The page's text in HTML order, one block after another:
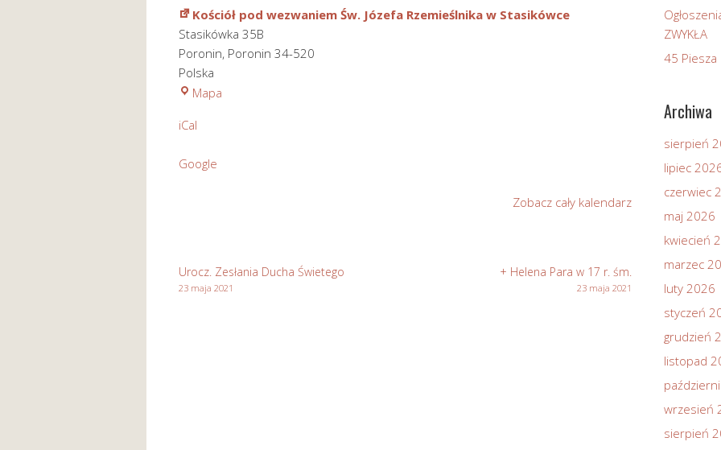
Jaworzyńskiej
Kościół pod wezwaniem Św. Józefa Rzemieślnika w Stasikówce
Stasikówka 35B
Poronin, Poronin 34-520
Polska
Mapa
iCal
Google
Zobacz cały kalendarz
Urocz. Zesłania Ducha Świetego
23 maja 2021
+ Helena Para w 17 r. śm.
23 maja 2021
ZWYKŁA
45 Piesza
Archiwa
sierpień
lipiec
czerwiec
maj 2026
kwiecień
marzec
luty 2026
styczeń
grudzień
listopad
wrzesień
sierpień